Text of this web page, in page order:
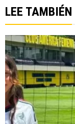
LEE TAMBIÉN